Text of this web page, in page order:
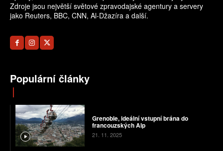
Zdroje jsou největší světové zpravodajské agentury a servery
jako Reuters, BBC, CNN, Al-Džazíra a další.
Populární články
Grenoble, ideální vstupní brána do
francouzských Alp
21. 11. 2025